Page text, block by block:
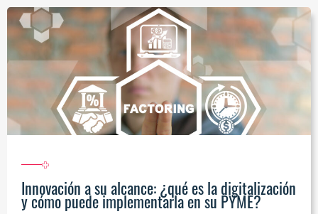
Innovación a su alcance: ¿qué es la digitalización
y cómo puede implementarla en su PYME?